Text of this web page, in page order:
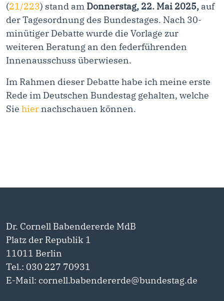
(21/223) stand am Donnerstag, 22. Mai 2025, auf
der Tagesordnung des Bundestages. Nach 30-
minütiger Debatte wurde die Vorlage zur
weiteren Beratung an den federführenden
Innenausschuss überwiesen.
Im Rahmen dieser Debatte habe ich meine erste
Rede im Deutschen Bundestag gehalten, welche
Sie hier nachschauen können.
Dr. Cornell Babendererde MdB
Platz der Republik 1
11011 Berlin
Tel.: 030 227 70931
E-Mail: cornell.babendererde@bundestag.de